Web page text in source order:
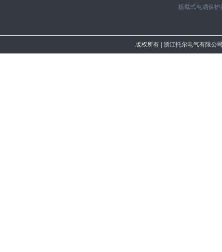
板载式电涌保护
版权所有| 浙江托尔电气有限公